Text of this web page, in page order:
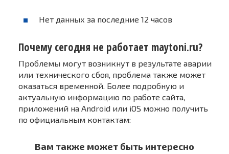
Нет данных за последние 12 часов
Почему сегодня не работает maytoni.ru?
Проблемы могут возникнут в результате аварии
или технического сбоя, проблема также может
оказаться временной. Более подробную и
актуальную информацию по работе сайта,
приложений на Android или iOS можно получить
по официальным контактам:
Вам также может быть интересно